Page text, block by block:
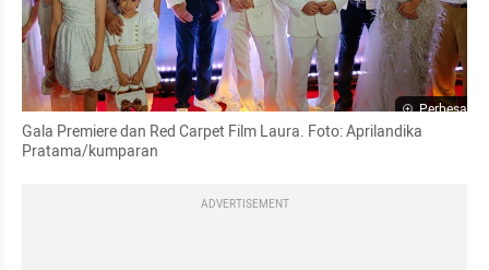
Perbesar
Gala Premiere dan Red Carpet Film Laura. Foto: Aprilandika
Pratama/kumparan
ADVERTISEMENT